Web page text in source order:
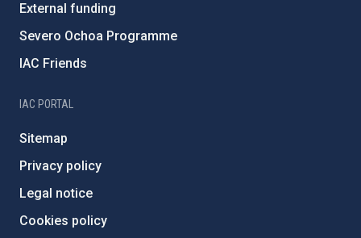
External funding
Severo Ochoa Programme
IAC Friends
IAC PORTAL
Sitemap
Privacy policy
Legal notice
Cookies policy